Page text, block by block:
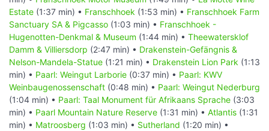
Estate (1:37 min) • Franschhoek (1:53 min) • Franschhoek Farm
Sanctuary SA & Pigcasso (1:03 min) • Franschhoek -
Hugenotten-Denkmal & Museum (1:44 min) • Theewatersklof
Damm & Villiersdorp (2:47 min) • Drakenstein-Gefängnis &
Nelson-Mandela-Statue (1:21 min) • Drakenstein Lion Park (1:13
min) • Paarl: Weingut Larborie (0:37 min) • Paarl: KWV
Weinbaugenossenschaft (0:48 min) • Paarl: Weingut Nederburg
(1:04 min) • Paarl: Taal Monument für Afrikaans Sprache (3:03
min) • Paarl Mountain Nature Reserve (1:31 min) • Atlantis (1:31
min) • Matroosberg (1:03 min) • Sutherland (1:20 min) •